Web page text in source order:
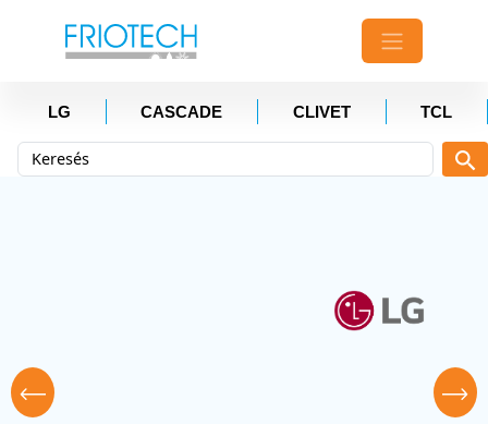
LG CASCADE CLIVET TCL